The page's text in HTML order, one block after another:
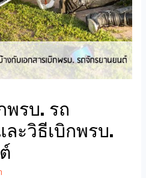
พรบ. รถ
ะวิธีเบิกพรบ.